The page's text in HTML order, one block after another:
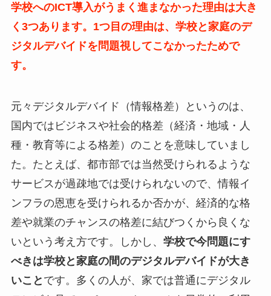
学校へのICT導入がうまく進まなかった理由は大き
く3つあります。 1つ目の理由は、学校と家庭のデ
ジタルデバイドを問題視してこなかったためで
す。
元々デジタルデバイド（情報格差）というのは、
国内ではビジネスや社会的格差（経済・地域・人
種・教育等による格差）のことを意味していまし
た。たとえば、都市部では当然受けられるような
サービスが過疎地では受けられないので、情報イ
ンフラの恩恵を受けられるか否かが、経済的な格
差や就業のチャンスの格差に結びつくから良くな
いという考え方です。しかし、 学校で今問題にす
べきは学校と家庭の間のデジタルデバイドが大き
いこと です。多くの人が、家では普通にデジタル